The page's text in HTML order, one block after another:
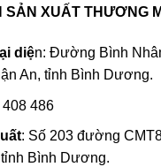
SẢN XUẤT THƯƠNG
diện: Đường Bình
An, tỉnh Bình Dương.
486
: Số 203 đường
Bình Dương.